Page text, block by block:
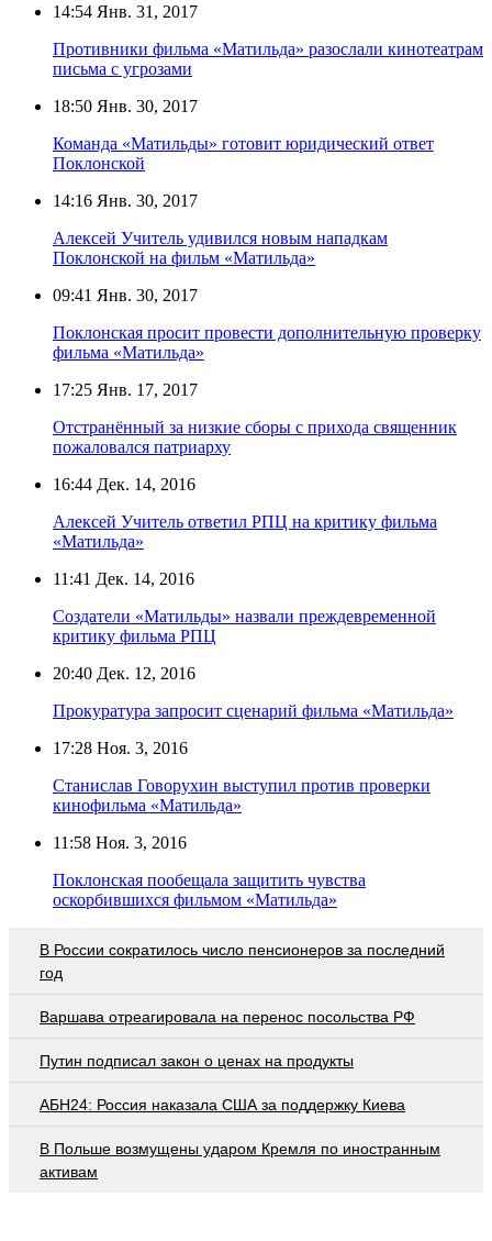
14:54 Янв. 31, 2017
Противники фильма «Матильда» разослали кинотеатрам
письма с угрозами
18:50 Янв. 30, 2017
Команда «Матильды» готовит юридический ответ
Поклонской
14:16 Янв. 30, 2017
Алексей Учитель удивился новым нападкам
Поклонской на фильм «Матильда»
09:41 Янв. 30, 2017
Поклонская просит провести дополнительную проверку
фильма «Матильда»
17:25 Янв. 17, 2017
Отстранённый за низкие сборы с прихода священник
пожаловался патриарху
16:44 Дек. 14, 2016
Алексей Учитель ответил РПЦ на критику фильма
«Матильда»
11:41 Дек. 14, 2016
Создатели «Матильды» назвали преждевременной
критику фильма РПЦ
20:40 Дек. 12, 2016
Прокуратура запросит сценарий фильма «Матильда»
17:28 Ноя. 3, 2016
Станислав Говорухин выступил против проверки
кинофильма «Матильда»
11:58 Ноя. 3, 2016
Поклонская пообещала защитить чувства
оскорбившихся фильмом «Матильда»
В России сократилось число пенсионеров за последний
год
Варшава отреагировала на перенос посольства РФ
Путин подписал закон о ценах на продукты
АБН24: Россия наказала США за поддержку Киева
В Польше возмущены ударом Кремля по иностранным
активам